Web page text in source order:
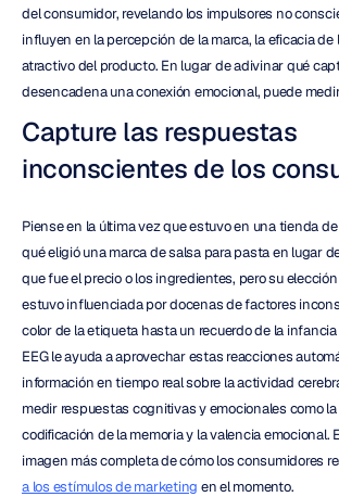
del consumidor, revelando los impulsores no
influyen en la percepción de la marca, la eficacia de
atractivo del producto. En lugar de adivinar qué
desencadena una conexión emocional, puede
Capture las respuestas
inconscientes de los
Piense en la última vez que estuvo en una tienda
qué eligió una marca de salsa para pasta en lugar
que fue el precio o los ingredientes, pero su
estuvo influenciada por docenas de factores
color de la etiqueta hasta un recuerdo de la
EEG le ayuda a aprovechar estas reacciones
información en tiempo real sobre la actividad
medir respuestas cognitivas y emocionales como
codificación de la memoria y la valencia emocional.
imagen más completa de cómo los consumidores
a los estímulos de marketing en el momento.